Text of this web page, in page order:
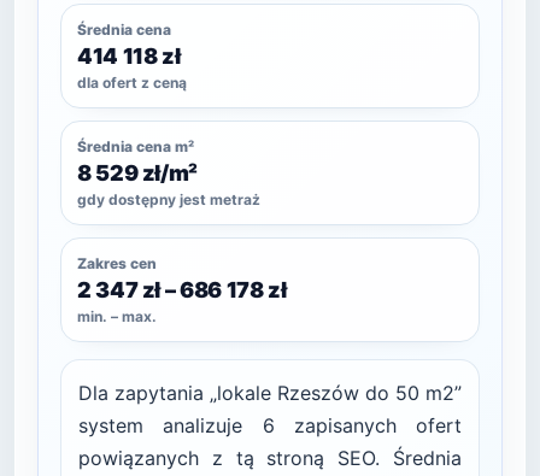
Średnia cena
414 118 zł
dla ofert z ceną
Średnia cena m²
8 529 zł/m²
gdy dostępny jest metraż
Zakres cen
2 347 zł – 686 178 zł
min. – max.
Dla zapytania „lokale Rzeszów do 50 m2”
system analizuje 6 zapisanych ofert
powiązanych z tą stroną SEO. Średnia